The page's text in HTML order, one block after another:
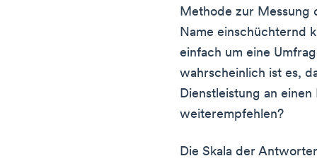
Methode zur Messung
Name einschüchternd
einfach um eine
wahrscheinlich ist es,
Dienstleistung an
weiterempfehlen?
Die Skala der